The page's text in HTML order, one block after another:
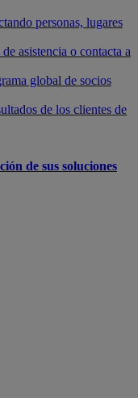
personas, lugares
asistencia o contacta a
global de socios
de los clientes de
de sus soluciones